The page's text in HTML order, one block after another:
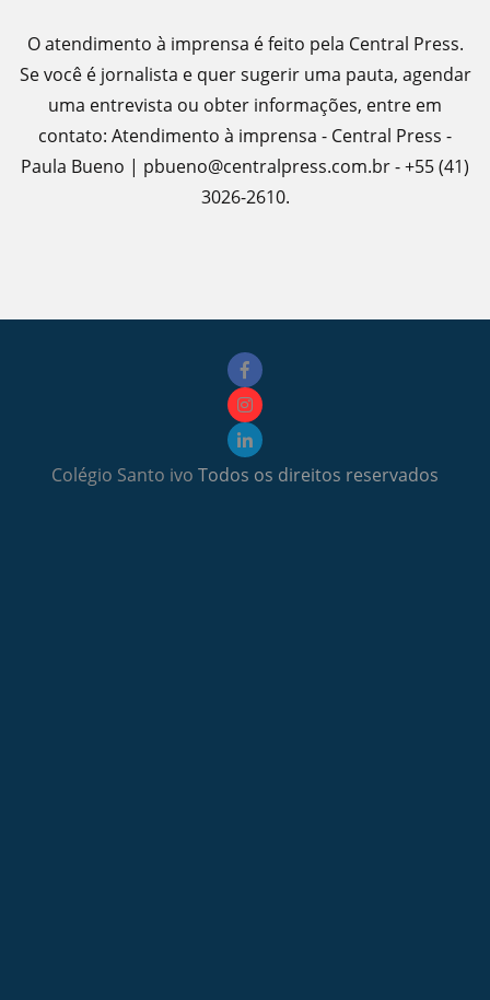
O atendimento à imprensa é feito pela Central Press.
Se você é jornalista e quer sugerir uma pauta, agendar
uma entrevista ou obter informações, entre em
contato: Atendimento à imprensa - Central Press -
Paula Bueno | pbueno@centralpress.com.br - +55 (41)
3026-2610.
Colégio Santo ivo Todos os direitos reservados